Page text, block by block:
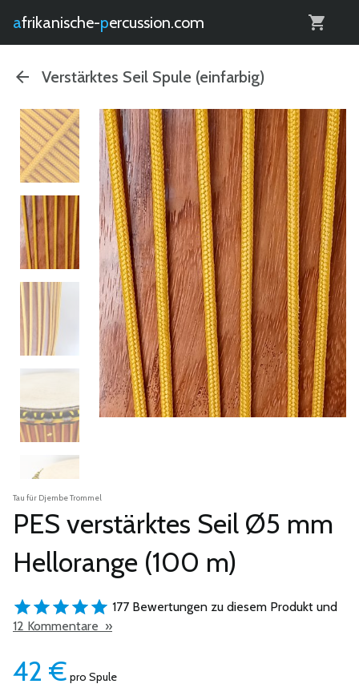
afrikanische- percussion.com
Verstärktes Seil Spule (einfarbig)
Tau für Djembe Trommel
PES verstärktes Seil Ø5 mm
Hellorange (100 m)
177 Bewertungen zu diesem Produkt und
12 Kommentare »
42 € pro Spule